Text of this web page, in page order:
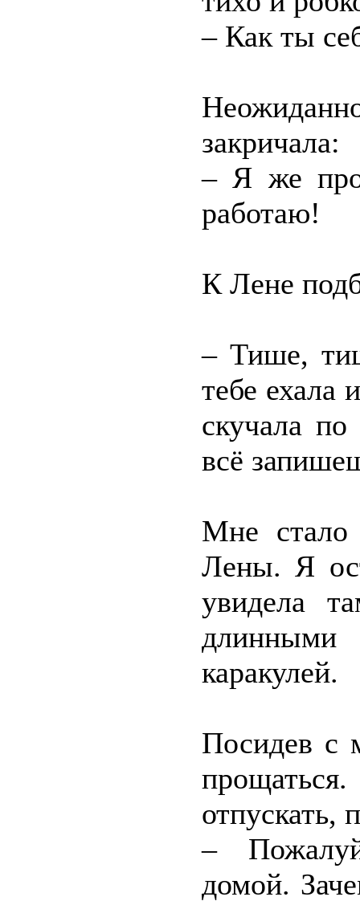
– Как ты
закричала:
– Я же
работаю!
К Лене
– Тише,
тебе ехала
скучала
всё
Мне стало
Лены. Я
увидела
каракулей.
Посидев с
отпускать,
–
домой.